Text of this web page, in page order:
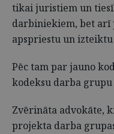
tikai juristiem un
darbiniekiem, bet arī
apspriestu un
Pēc tam par jauno
kodeksu darba
Zvērināta advokāte,
projekta darba